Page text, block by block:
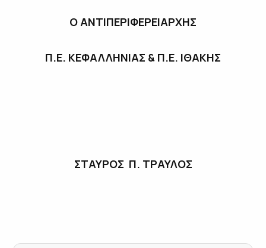
Ο ΑΝΤΙΠΕΡΙΦΕΡΕΙΑΡΧΗΣ
Π.Ε. ΚΕΦΑΛΛΗΝΙΑΣ & Π.Ε. ΙΘΑΚΗΣ
ΣΤΑΥΡΟΣ Π. ΤΡΑΥΛΟΣ